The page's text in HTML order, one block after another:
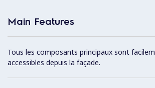
Main Features
Tous les composants principaux sont
accessibles depuis la façade.